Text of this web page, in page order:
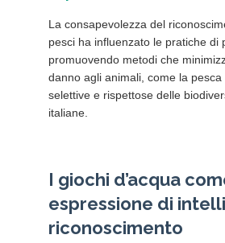
La consapevolezza del
pesci ha influenzato le pratiche di
promuovendo metodi che
danno agli animali, come la
selettive e rispettose delle
italiane.
I giochi d’acqua
espressione di
riconoscimento